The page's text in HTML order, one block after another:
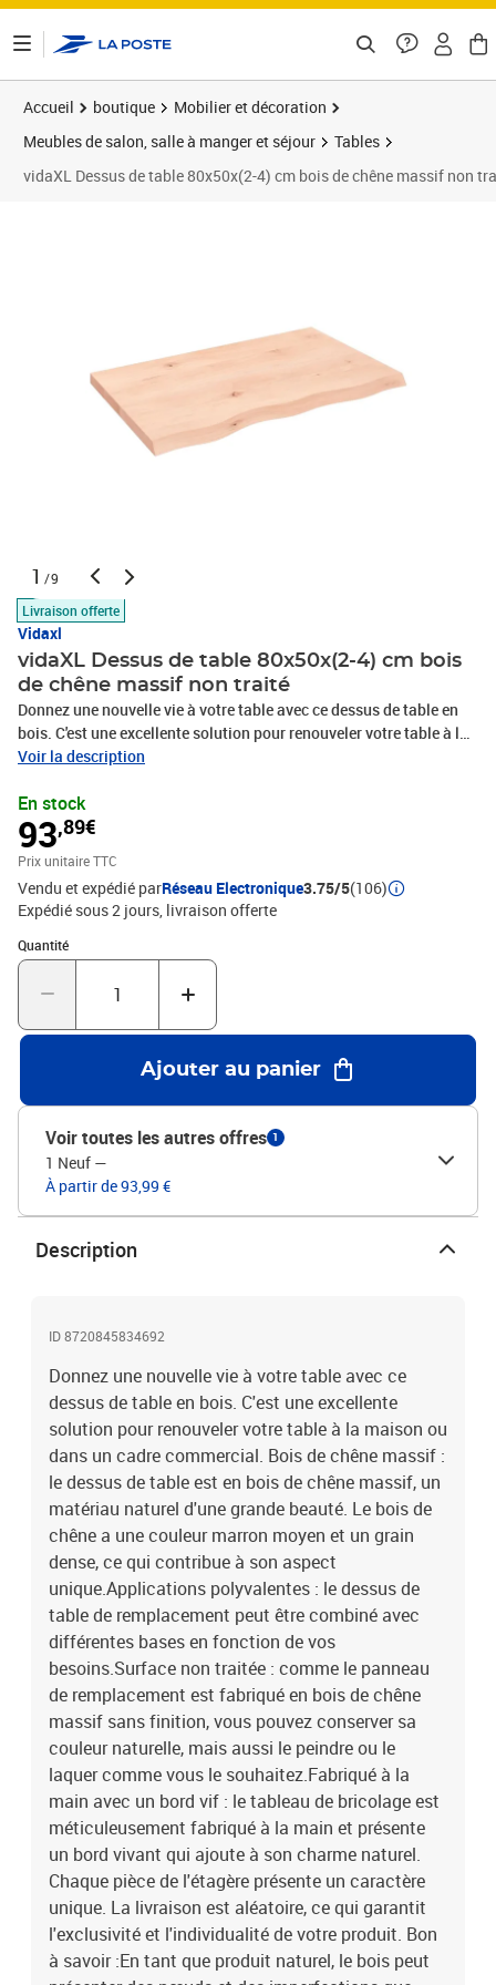
Accueil boutique
Mobilier et décoration
Meubles de salon, salle à manger et séjour
Tables
vidaXL Dessus de table 80x50x(2-4) cm bois de chêne massif non
1 /9
Livraison offerte
Vidaxl
vidaXL Dessus de table 80x50x(2-4) cm bois
de chêne massif non traité
Donnez une nouvelle vie à votre table avec ce dessus de table en
bois. C'est une excellente solution pour renouveler votre table à la
maison ou dans un cadre commercial. Bois de chêne massif : le
d'une grande beauté. Le bois de chêne a une couleur marron
moyen et un grain dense, ce qui contribue à son aspect
unique.Applications polyvalentes : le dessus de table de
remplacement peut être combiné avec différentes bases en
fonction de vos besoins.Surface non traitée : comme le panneau
de remplacement est fabriqué en bois de chêne massif sans
finition, vous pouvez conserver sa couleur naturelle, mais aussi le
peindre ou le laquer comme vous le souhaitez.Fabriqué à la main
avec un bord vif : le tableau de bricolage est méticuleusement
charme naturel. Chaque pièce de l'étagère présente un caractère
unique. La livraison est aléatoire, ce qui garantit l'exclusivité et
l'individualité de votre produit. Bon à savoir :En tant que produit
naturel, le bois peut présenter des nœuds et des imperfections que
nous remplissons avec des garnitures noires pour garantir un
aspect lisse.Matériau : bois de chêne massif (non
traité)Dimensions totales : 80 x 50 x (2-4)cm (L x l x é)Capacité de
charge maximale : 32 kgComprend 1 long bord de vie latérale
Voir la description
En stock
93,89€
Prix unitaire TTC
Vendu et expédié parRéseau Electronique3.75/5(106)
Expédié sous 2 jours livraison offerte
Quantité
Quantité : 1
Ajouter au panier
Voir toutes les autres offres 1
1 Neuf —
À partir de 93,99 €
Description
ID 8720845834692
Donnez une nouvelle vie à votre table avec ce
dessus de table en bois. C'est une excellente
solution pour renouveler votre table à la maison ou
dans un cadre commercial. Bois de chêne massif :
le dessus de table est en bois de chêne massif, un
matériau naturel d'une grande beauté. Le bois de
chêne a une couleur marron moyen et un grain
dense, ce qui contribue à son aspect
unique.Applications polyvalentes : le dessus de
table de remplacement peut être combiné avec
différentes bases en fonction de vos
besoins.Surface non traitée : comme le panneau
de remplacement est fabriqué en bois de chêne
massif sans finition, vous pouvez conserver sa
couleur naturelle, mais aussi le peindre ou le
laquer comme vous le souhaitez.Fabriqué à la
main avec un bord vif : le tableau de bricolage est
méticuleusement fabriqué à la main et présente
un bord vivant qui ajoute à son charme naturel.
Chaque pièce de l'étagère présente un caractère
unique. La livraison est aléatoire, ce qui garantit
l'exclusivité et l'individualité de votre produit. Bon
à savoir :En tant que produit naturel, le bois peut